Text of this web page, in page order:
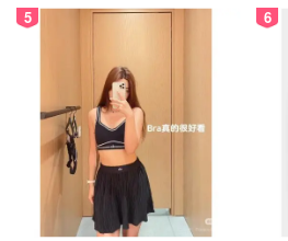
意见书草案显示，最高法院已投票
意见草案中的10个关键段落，将
如果Roe v. Wade罗伊诉韦德案被
明他们打算禁止堕胎，以下是美
5 6